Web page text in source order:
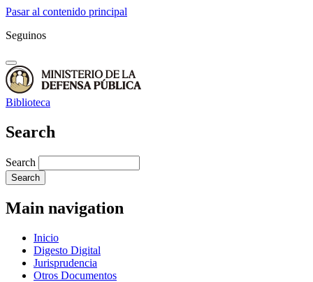
Pasar al contenido principal
Seguinos
Biblioteca
Search
Search
Main navigation
Inicio
Digesto Digital
Jurisprudencia
Otros Documentos